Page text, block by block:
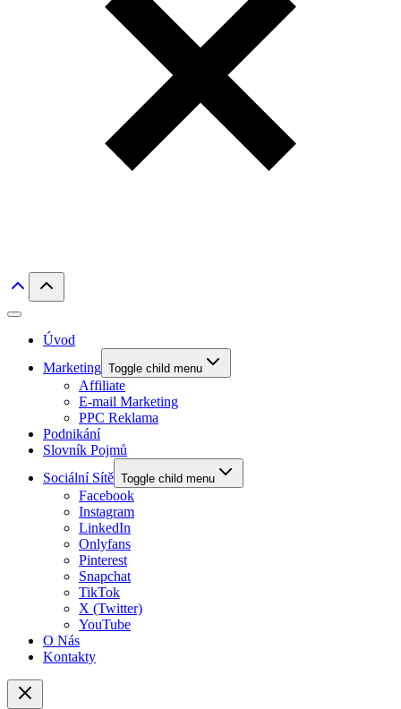
Úvod
Marketing Toggle child menu
Affiliate
E-mail Marketing
PPC Reklama
Podnikání
Slovník Pojmů
Sociální Sítě Toggle child menu
Facebook
Instagram
LinkedIn
Onlyfans
Pinterest
Snapchat
TikTok
X (Twitter)
YouTube
O Nás
Kontakty